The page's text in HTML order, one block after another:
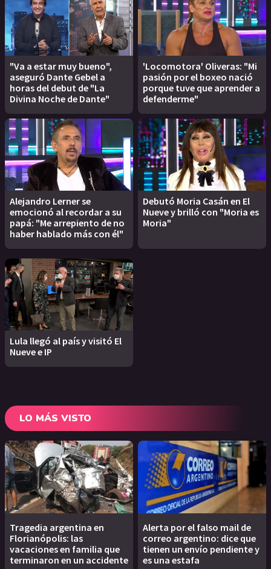
"Va a estar muy bueno",
aseguró Dante Gebel a
horas del debut de "La
Divina Noche de Dante"
'Locomotora' Oliveras: "Mi
pasión por el boxeo nació
porque tuve que aprender a
defenderme"
Alejandro Lerner se
emocionó al recordar a su
papá: "Me arrepiento de no
haber hablado más con él"
Debutó Moria Casán en El
Nueve y brilló con "Moria es
Moria"
Lula llegó al país y visitó El
Nueve e IP
LO MÁS VISTO
Tragedia argentina en
Florianópolis: las
vacaciones en familia que
terminaron en un accidente
Alerta por el falso mail de
correo argentino: dice que
tienen un envío pendiente y
es una estafa